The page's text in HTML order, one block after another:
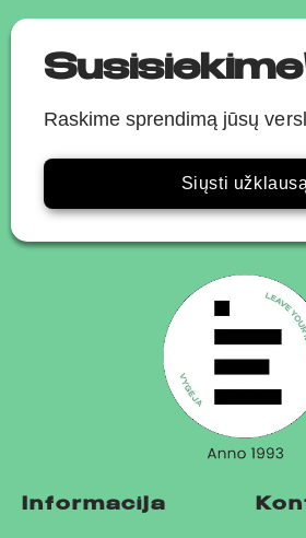
Raskime sprendimą jūsų
Siųsti užklausą
Informacija